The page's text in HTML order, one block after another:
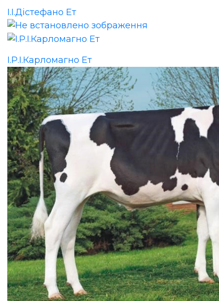
І.І.Дістефано Ет
І.Р.І.Карломагно Ет